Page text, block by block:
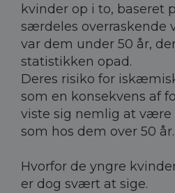
kvinder op i to, baseret
særdeles overraskende
var dem under 50 år,
statistikken opad.
Deres risiko for
som en konsekvens af
viste sig nemlig at være
som hos dem over 50 år.
Hvorfor de yngre
er dog svært at sige.